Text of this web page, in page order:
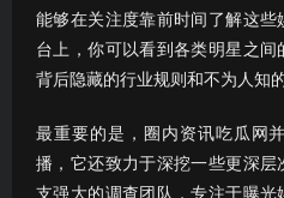
能够在关注度靠前时间了解这
台上，你可以看到各类明星之
背后隐藏的行业规则和不为人知的
最重要的是，圈内资讯吃瓜网
播，它还致力于深挖一些更深
支强大的调查团队，专注于曝